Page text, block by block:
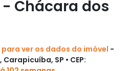
Chácara dos
ver os dados do imóvel -
SP • CEP: